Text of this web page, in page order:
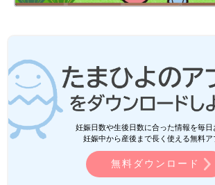
し、現職。子どもへの性教育に課題意識を持
妊娠日数や生後日数に合った情報を毎日
妊娠中から産後まで長く使える無料ア
無料ダウンロード